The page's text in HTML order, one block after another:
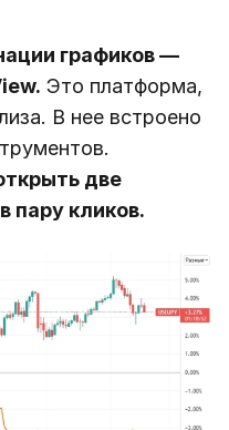
графиков ―
Это платформа,
В нее встроено
две
пару кликов.